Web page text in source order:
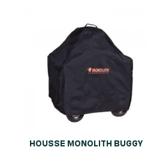
HOUSSE MONOLITH BUGGY